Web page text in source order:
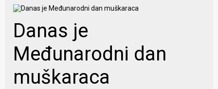
Danas je
Međunarodni dan
muškaraca